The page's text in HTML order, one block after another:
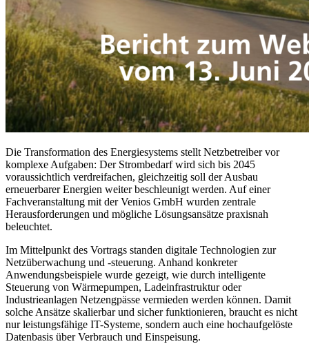
Die Transformation des Energiesystems stellt Netzbetreiber vor
komplexe Aufgaben: Der Strombedarf wird sich bis 2045
voraussichtlich verdreifachen, gleichzeitig soll der Ausbau
erneuerbarer Energien weiter beschleunigt werden. Auf einer
Fachveranstaltung mit der Venios GmbH wurden zentrale
Herausforderungen und mögliche Lösungsansätze praxisnah
beleuchtet.
Im Mittelpunkt des Vortrags standen digitale Technologien zur
Netzüberwachung und -steuerung. Anhand konkreter
Anwendungsbeispiele wurde gezeigt, wie durch intelligente
Steuerung von Wärmepumpen, Ladeinfrastruktur oder
Industrieanlagen Netzengpässe vermieden werden können. Damit
solche Ansätze skalierbar und sicher funktionieren, braucht es nicht
nur leistungsfähige IT-Systeme, sondern auch eine hochaufgelöste
Datenbasis über Verbrauch und Einspeisung.